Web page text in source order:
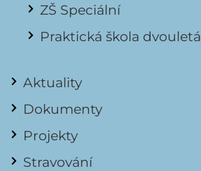
ZŠ Speciální
Praktická škola dvouletá
Aktuality
Dokumenty
Projekty
Stravování